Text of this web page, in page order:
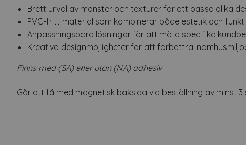
Brett urval av mönster och texturer för att passa olika
PVC-fritt material som kombinerar både estetik och
Anpassningsbara lösningar för att möta specifika
Kreativa designmöjligheter för att förbättra
Finns med (SA) eller utan (NA) adhesiv
Går att få med magnetisk baksida vid beställning av minst 3